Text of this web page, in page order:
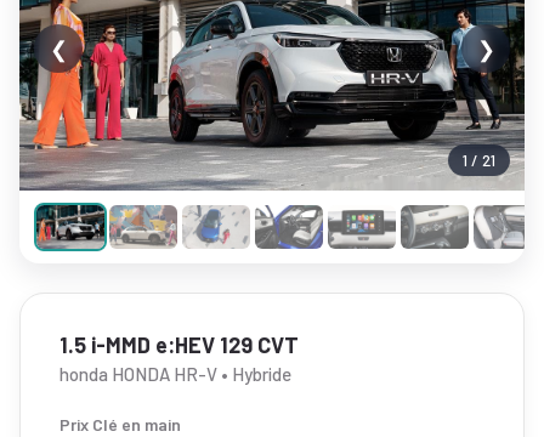
1 / 21
❮ ❯
1.5 i-MMD e:HEV 129 CVT
honda HONDA HR-V • Hybride
Prix Clé en main